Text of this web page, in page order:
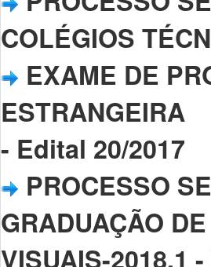
COLÉGIOS
EXAME DE
ESTRANGEIRA
- Edital 20/2017
PROCESSO
GRADUAÇÃO
VISUAIS-2018.1